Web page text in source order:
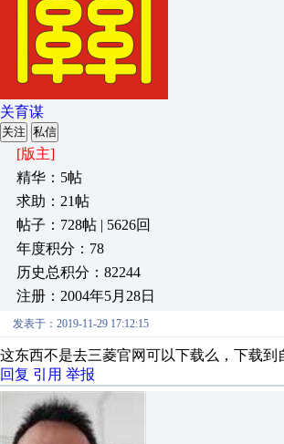
关育谋
关注 私信
[版主]
精华：5帖
求助：21帖
帖子：728帖 | 5626回
年度积分：78
历史总积分：82244
注册：2004年5月28日
发表于：2019-11-29 17:12:15
这东西不是去三菱官网可以下载么，下载到
回复 引用 举报